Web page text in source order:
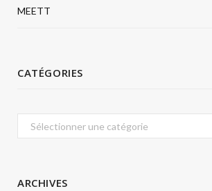
MEETT
CATÉGORIES
Catégories
ARCHIVES